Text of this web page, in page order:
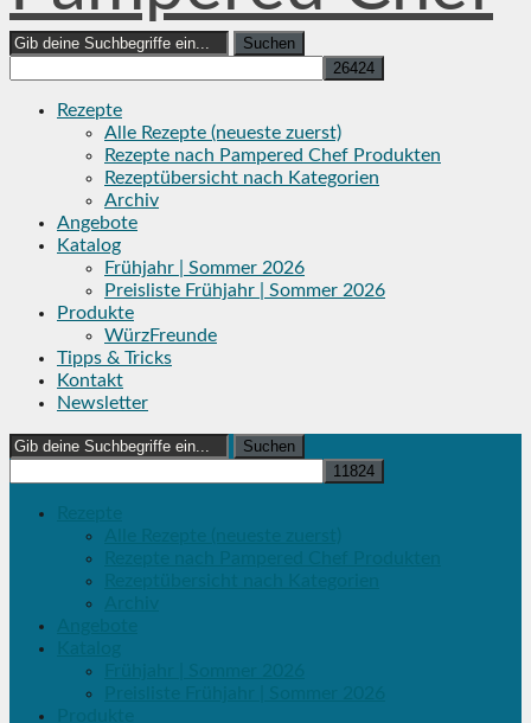
Search
for:
Rezepte
Alle Rezepte (neueste zuerst)
Rezepte nach Pampered Chef Produkten
Rezeptübersicht nach Kategorien
Archiv
Angebote
Katalog
Frühjahr | Sommer 2026
Preisliste Frühjahr | Sommer 2026
Produkte
WürzFreunde
Tipps & Tricks
Kontakt
Newsletter
Search
for: